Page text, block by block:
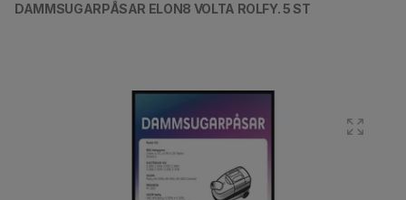
DAMMSUGARPÅSAR ELON8 VOLTA ROLFY. 5 ST